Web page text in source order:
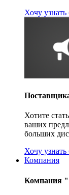
Хочу
Хотите
ваших
больших
Хочу
Компания
Компания